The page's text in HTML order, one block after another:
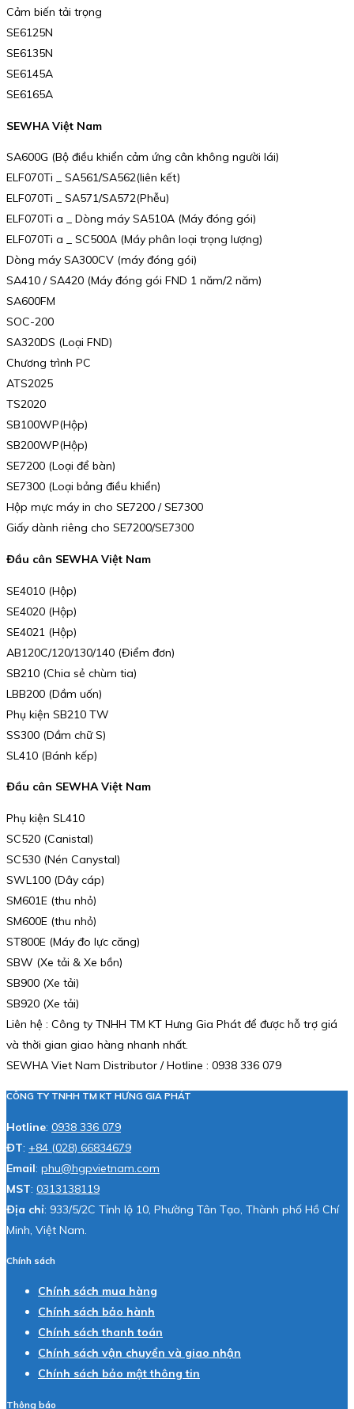
Cảm biến tải trọng
SE6125N
SE6135N
SE6145A
SE6165A
SEWHA Việt Nam
SA600G (Bộ điều khiển cảm ứng cân không người lái)
ELF070Ti _ SA561/SA562(liên kết)
ELF070Ti _ SA571/SA572(Phễu)
ELF070Ti a _ Dòng máy SA510A (Máy đóng gói)
ELF070Ti a _ SC500A (Máy phân loại trọng lượng)
Dòng máy SA300CV (máy đóng gói)
SA410 / SA420 (Máy đóng gói FND 1 năm/2 năm)
SA600FM
SOC-200
SA320DS (Loại FND)
Chương trình PC
ATS2025
TS2020
SB100WP(Hộp)
SB200WP(Hộp)
SE7200 (Loại để bàn)
SE7300 (Loại bảng điều khiển)
Hộp mực máy in cho SE7200 / SE7300
Giấy dành riêng cho SE7200/SE7300
Đầu cân SEWHA Việt Nam
SE4010 (Hộp)
SE4020 (Hộp)
SE4021 (Hộp)
AB120C/120/130/140 (Điểm đơn)
SB210 (Chia sẻ chùm tia)
LBB200 (Dầm uốn)
Phụ kiện SB210 TW
SS300 (Dầm chữ S)
SL410 (Bánh kếp)
Đầu cân SEWHA Việt Nam
Phụ kiện SL410
SC520 (Canistal)
SC530 (Nén Canystal)
SWL100 (Dây cáp)
SM601E (thu nhỏ)
SM600E (thu nhỏ)
ST800E (Máy đo lực căng)
SBW (Xe tải & Xe bồn)
SB900 (Xe tải)
SB920 (Xe tải)
Liên hệ : Công ty TNHH TM KT Hưng Gia Phát để được hỗ trợ giá
và thời gian giao hàng nhanh nhất.
SEWHA Viet Nam Distributor / Hotline : 0938 336 079
CÔNG TY TNHH TM KT HƯNG GIA PHÁT
Hotline: 0938 336 079
ĐT: +84 (028) 66834679
Email: phu@hgpvietnam.com
MST: 0313138119
Địa chỉ: 933/5/2C Tỉnh lộ 10, Phường Tân Tạo, Thành phố Hồ Chí
Minh, Việt Nam.
Chính sách
Chính sách mua hàng
Chính sách bảo hành
Chính sách thanh toán
Chính sách vận chuyển và giao nhận
Chính sách bảo mật thông tin
Thông báo